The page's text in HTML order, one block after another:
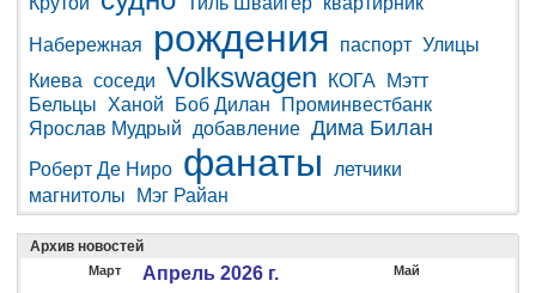
Набережная рождения паспорт Улицы
Киева соседи Volkswagen КОГА
Мэтт
Бельцы
Ханой Боб Дилан
Проминвестбанк
Ярослав Мудрый
добавление Дима Билан
Роберт Де Ниро фанаты
летчики
магнитолы
Мэг Райан
Архив новостей
Март Апрель 2026 г. Май